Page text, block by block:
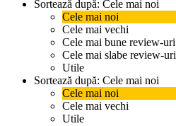
Sortează după: Cele mai noi
Cele mai noi
Cele mai vechi
Cele mai bune review-uri
Cele mai slabe review-uri
Utile
Sortează după: Cele mai noi
Cele mai noi
Cele mai vechi
Utile